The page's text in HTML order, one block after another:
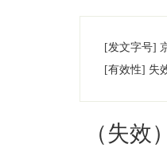
党
[发文字号]
[有效性] 失
（失